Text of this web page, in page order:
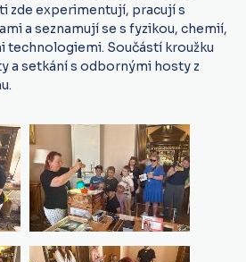
zde experimentují, pracují s
a seznamují se s fyzikou, chemií,
Součástí kroužku
a setkání s odbornými hosty z